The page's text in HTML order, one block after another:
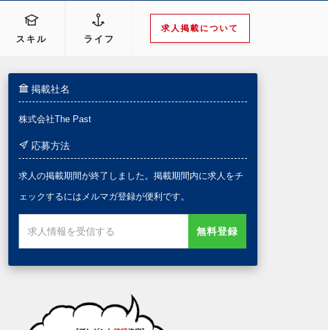
スキル ライフ
求人掲載について
掲載社名
株式会社The Past
応募方法
求人の掲載期間が終了しました。掲載期間内に求人をチ
ェックするにはメルマガ登録が便利です。
無料登録